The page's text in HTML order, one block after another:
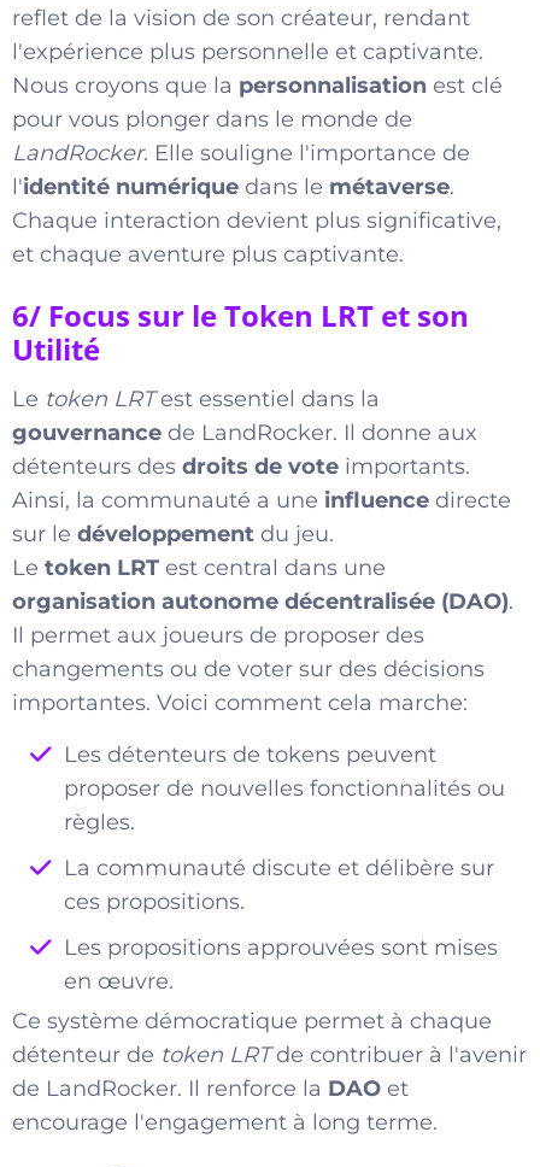
reflet de la vision de son créateur, rendant
l'expérience plus personnelle et captivante.
Nous croyons que la personnalisation est clé
pour vous plonger dans le monde de
LandRocker. Elle souligne l'importance de
l'identité numérique dans le métaverse.
Chaque interaction devient plus significative,
et chaque aventure plus captivante.
6/ Focus sur le Token LRT et son
Utilité
Le token LRTest essentiel dans la
gouvernance de LandRocker. Il donne aux
détenteurs des droits de vote importants.
Ainsi, la communauté a une influence directe
sur le développement du jeu.
Le token LRT est central dans une
organisation autonome décentralisée (DAO).
Il permet aux joueurs de proposer des
changements ou de voter sur des décisions
importantes. Voici comment cela marche:
Les détenteurs de tokens peuvent
proposer de nouvelles fonctionnalités ou
règles.
La communauté discute et délibère sur
ces propositions.
Les propositions approuvées sont mises
en œuvre.
Ce système démocratique permet à chaque
détenteur de token LRTde contribuer à l'avenir
de LandRocker. Il renforce la DAO et
encourage l'engagement à long terme.